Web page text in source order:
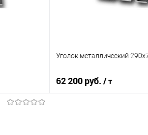
Уголок металлический
62 200 руб. / т